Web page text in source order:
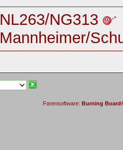
NL263/NG313
Mannheimer/
Forensoftware: Burning